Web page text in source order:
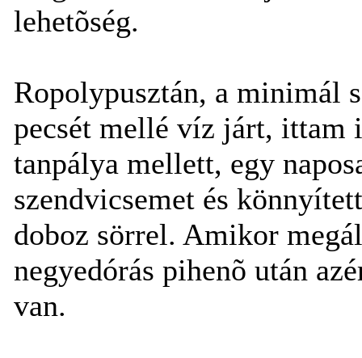
lehetõség.
Ropolypusztán, a minimál
pecsét mellé víz járt, ittam
tanpálya mellett, egy
szendvicsemet és
doboz sörrel. Amikor
negyedórás pihenõ után
van.